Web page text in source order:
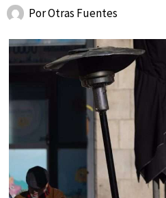
PorOtras Fuentes